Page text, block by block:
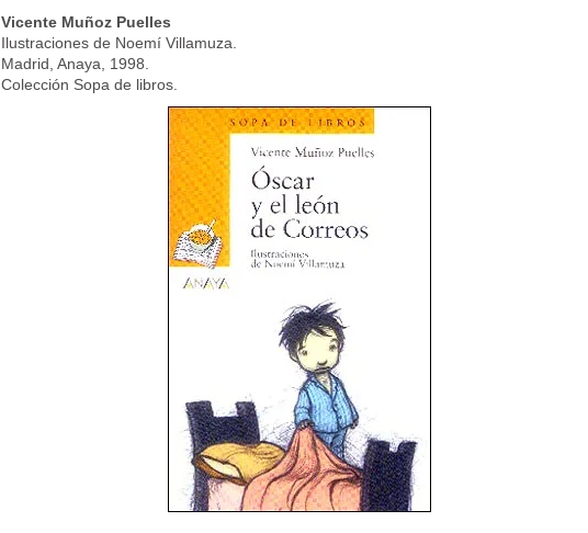
Vicente Muñoz Puelles
Ilustraciones de Noemí Villamuza.
Madrid, Anaya, 1998.
Colección Sopa de libros.